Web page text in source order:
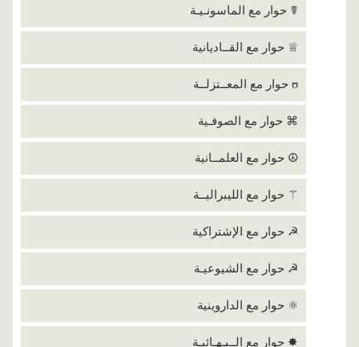
☤ حوار مع الماسونـيـة
♕ حوار مع القــاديانية
ʊ حوار مع المعــتزلــة
⌘ حوار مع الصوفـية
☮ حوار مع العلمــانية
⚚ حوار مع الليبراليــة
☭ حوار مع الإشتراكية
☭ حوار مع الشيوعيـة
⚛ حوار مع الداروينية
✸ حوار مع الــبـهـائيـة